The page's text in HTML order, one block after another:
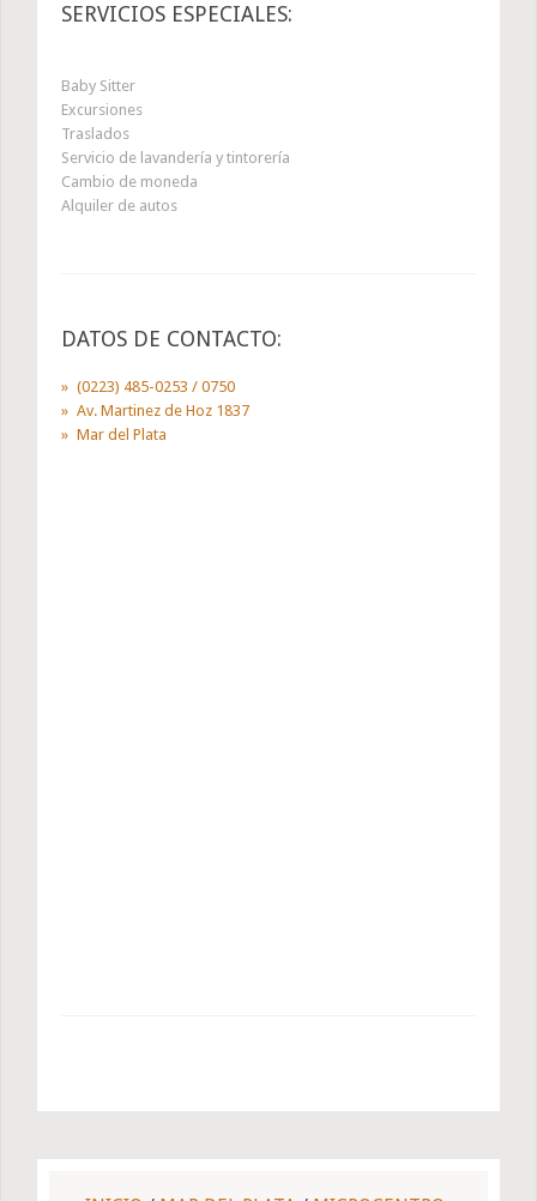
SERVICIOS ESPECIALES:
Baby Sitter
Excursiones
Traslados
Servicio de lavandería y tintorería
Cambio de moneda
Alquiler de autos
DATOS DE CONTACTO:
(0223) 485-0253 / 0750
Av. Martinez de Hoz 1837
Mar del Plata